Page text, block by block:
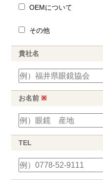
OEMについて
その他
貴社名
お名前※
TEL